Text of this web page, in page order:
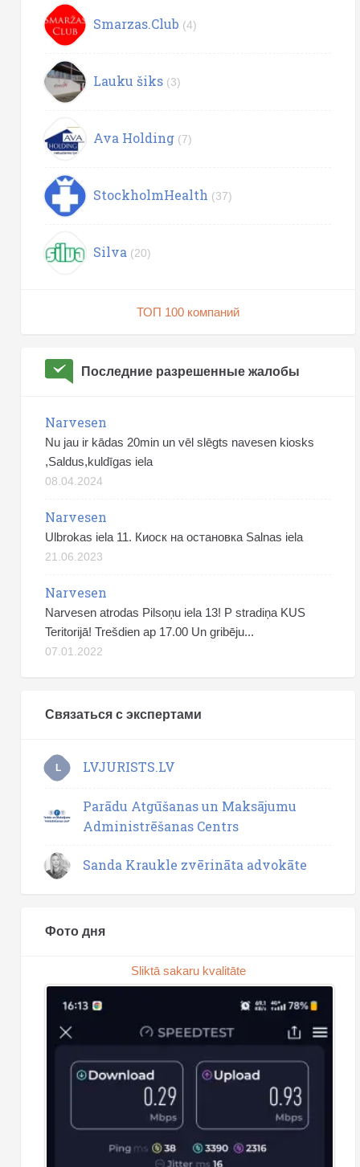
Smarzas.Club (4)
Lauku šiks (3)
Ava Holding (7)
StockholmHealth (37)
Silva (20)
ТОП 100 компаний
Последние разрешенные жалобы
Narvesen
Nu jau ir kādas 20min un vēl slēgts navesen kiosks
,Saldus,kuldīgas iela
08.04.2024
Narvesen
Ulbrokas iela 11. Киоск на остановка Salnas iela
21.06.2023
Narvesen
Narvesen atrodas Pilsoņu iela 13! P stradiņa KUS
Teritorijā! Trešdien ap 17.00 Un gribēju...
07.01.2022
Связаться с экспертами
L LVJURISTS.LV
Parādu Atgūšanas un Maksājumu
Administrēšanas Centrs
Sanda Kraukle zvērināta advokāte
Фото дня
Sliktā sakaru kvalitāte